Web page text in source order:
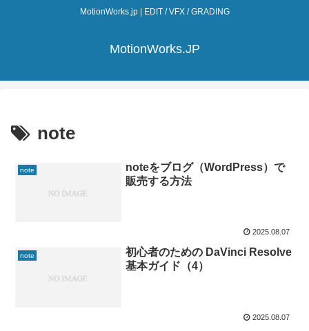
MotionWorks.jp | EDIT / VFX / GRADING
MotionWorks.JP
note
note
noteをブログ（WordPress）で
販売する方法
2025.08.07
note
初心者のための DaVinci Resolve
基本ガイド（4）
2025.08.07